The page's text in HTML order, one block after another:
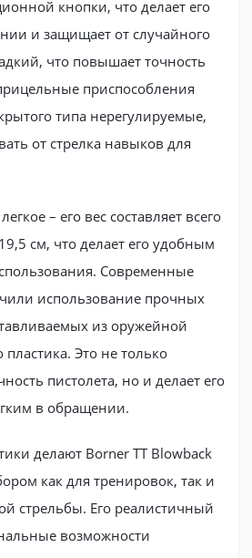
кнопки, что делает его
и защищает от случайного
что повышает точность
приспособления
типа нерегулируемые,
от стрелка навыков для
– его вес составляет всего
см, что делает его удобным
Современные
использование прочных
из оружейной
пластика. Это не только
пистолета, но и делает его
в обращении.
делают Borner TT Blowback
как для тренировок, так и
стрельбы. Его реалистичный
возможности